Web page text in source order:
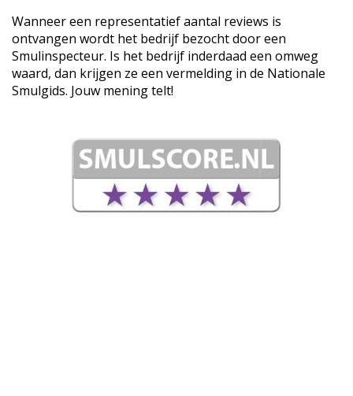
Wanneer een representatief aantal reviews is
ontvangen wordt het bedrijf bezocht door een
Smulinspecteur. Is het bedrijf inderdaad een omweg
waard, dan krijgen ze een vermelding in de Nationale
Smulgids. Jouw mening telt!